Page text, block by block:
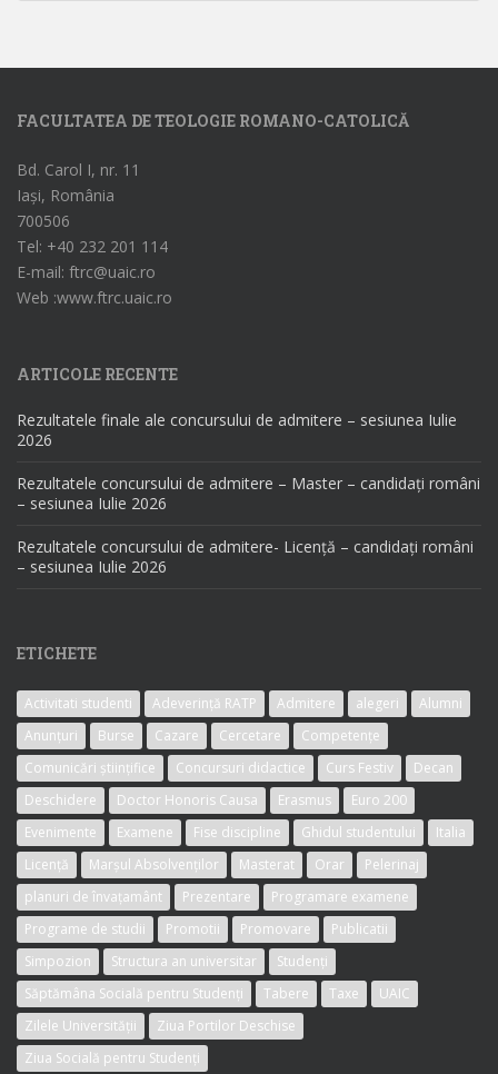
FACULTATEA DE TEOLOGIE ROMANO-CATOLICĂ
Bd. Carol I, nr. 11
Iași, România
700506
Tel: +40 232 201 114
E-mail: ftrc@uaic.ro
Web :www.ftrc.uaic.ro
ARTICOLE RECENTE
Rezultatele finale ale concursului de admitere – sesiunea Iulie
2026
Rezultatele concursului de admitere – Master – candidați români
– sesiunea Iulie 2026
Rezultatele concursului de admitere- Licență – candidați români
– sesiunea Iulie 2026
ETICHETE
Activitati studenti Adeverință RATP Admitere alegeri
Alumni
Anunțuri
Burse Cazare Cercetare
Competențe
Comunicări științifice
Concursuri didactice Curs Festiv
Decan
Deschidere
Doctor Honoris Causa Erasmus
Euro 200
Evenimente
Examene Fise discipline Ghidul studentului
Italia
Licență
Marșul Absolvenților Masterat Orar
Pelerinaj
planuri de învațamânt
Prezentare
Programare examene
Programe de studii
Promotii Promovare
Publicatii
Simpozion
Structura an universitar
Studenți
Săptămâna Socială pentru Studenți
Tabere Taxe
UAIC
Zilele Universității
Ziua Portilor Deschise
Ziua Socială pentru Studenți